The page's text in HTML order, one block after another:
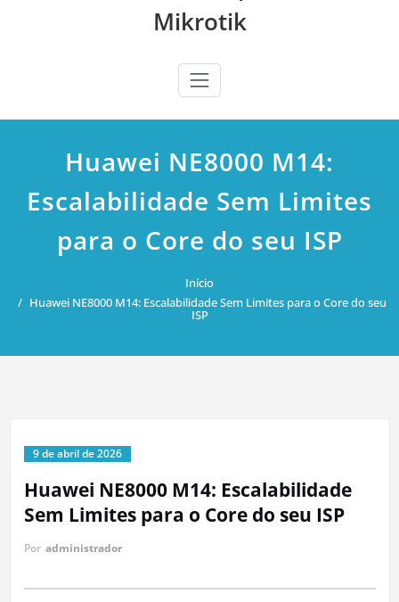
Mikrotik
Huawei NE8000 M14:
Escalabilidade Sem Limites
para o Core do seu ISP
Início
Huawei NE8000 M14: Escalabilidade Sem Limites para o Core do seu
ISP
9 de abril de 2026
Huawei NE8000 M14: Escalabilidade
Sem Limites para o Core do seu ISP
Por administrador